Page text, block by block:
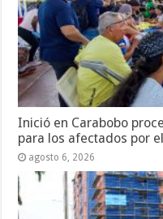
Inició en Carabobo
para los afectados por
agosto 6, 2026